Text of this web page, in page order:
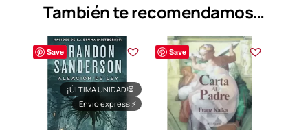
También te recomendamos…
Save
¡ÚLTIMA UNIDAD!⏳
Envío express ⚡
Save